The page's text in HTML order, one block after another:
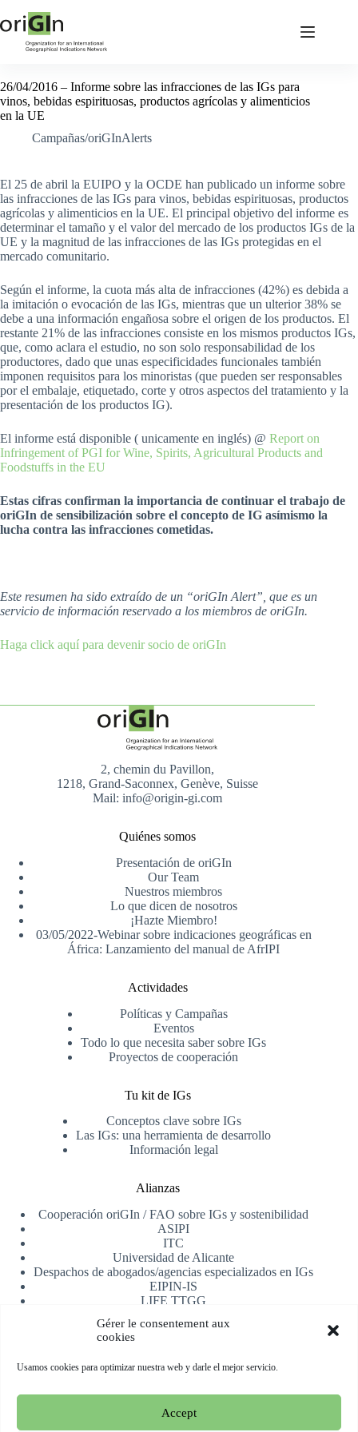
Gérer le consentement aux
cookies
Usamos cookies para optimizar nuestra web y darle el mejor servicio.
Accept
26/04/2016 – Informe sobre las infracciones de las IGs para
vinos, bebidas espirituosas, productos agrícolas y alimenticios
en la UE
Campañas/oriGInAlerts
El 25 de abril la EUIPO y la OCDE han publicado un informe sobre
las infracciones de las IGs para vinos, bebidas espirituosas, productos
agrícolas y alimenticios en la UE. El principal objetivo del informe es
determinar el tamaño y el valor del mercado de los productos IGs de la
UE y la magnitud de las infracciones de las IGs protegidas en el
mercado comunitario.
Según el informe, la cuota más alta de infracciones (42%) es debida a
la imitación o evocación de las IGs, mientras que un ulterior 38% se
debe a una información engañosa sobre el origen de los productos. El
restante 21% de las infracciones consiste en los mismos productos IGs,
que, como aclara el estudio, no son solo responsabilidad de los
productores, dado que unas especificidades funcionales también
imponen requisitos para los minoristas (que pueden ser responsables
por el embalaje, etiquetado, corte y otros aspectos del tratamiento y la
presentación de los productos IG).
El informe está disponible ( unicamente en inglés) @ Report on
Infringement of PGI for Wine, Spirits, Agricultural Products and
Foodstuffs in the EU
Estas cifras confirman la importancia de continuar el trabajo de
oriGIn de sensibilización sobre el concepto de IG asímismo la
lucha contra las infracciones cometidas.
Este resumen ha sido extraído de un “oriGIn Alert”, que es un
servicio de información reservado a los miembros de oriGIn.
Haga click aquí para devenir socio de oriGIn
2, chemin du Pavillon,
1218, Grand-Saconnex, Genève, Suisse
Mail: info@origin-gi.com
Quiénes somos
Presentación de oriGIn
Our Team
Nuestros miembros
Lo que dicen de nosotros
¡Hazte Miembro!
03/05/2022-Webinar sobre indicaciones geográficas en
África: Lanzamiento del manual de AfrIPI
Actividades
Políticas y Campañas
Eventos
Todo lo que necesita saber sobre IGs
Proyectos de cooperación
Tu kit de IGs
Conceptos clave sobre IGs
Las IGs: una herramienta de desarrollo
Información legal
Alianzas
Cooperación oriGIn / FAO sobre IGs y sostenibilidad
ASIPI
ITC
Universidad de Alicante
Despachos de abogados/agencias especializados en IGs
EIPIN-IS
LIFE TTGG
Registrarse